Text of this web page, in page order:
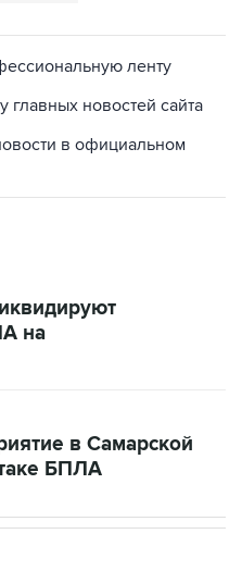
ленту
главных новостей сайта
в официальном
на
в Самарской
БПЛА